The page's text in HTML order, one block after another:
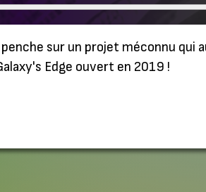
sur un projet méconnu qui
Edge ouvert en 2019 !